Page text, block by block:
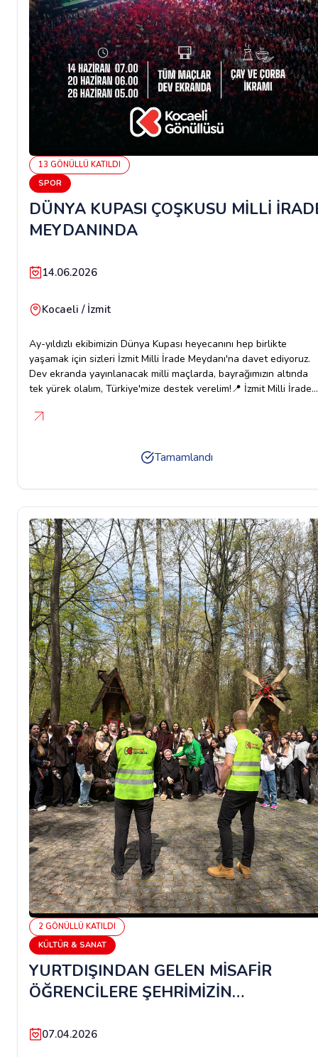
13 GÖNÜLLÜ KATILDI
SPOR
DÜNYA KUPASI ÇOŞKUSU MİLLİ
MEYDANINDA
14.06.2026
Kocaeli / İzmit
Ay-yıldızlı ekibimizin Dünya Kupası heyecanını hep birlikte
yaşamak için sizleri İzmit Milli İrade Meydanı'na davet ediyoruz.
Dev ekranda yayınlanacak milli maçlarda, bayrağımızın altında
tek yürek olalım, Türkiye'mize destek verelim!📍 İzmit Milli İrade
Haziran Saat 07.00🗓️ 20 Haziran Saat 06.00🗓️ 26 Haziran Saat
Tamamlandı
2 GÖNÜLLÜ KATILDI
KÜLTÜR & SANAT
YURTDIŞINDAN GELEN MİSAFİR
ÖĞRENCİLERE ŞEHRİMİZİN
GÖNÜLLÜSÜ
07.04.2026